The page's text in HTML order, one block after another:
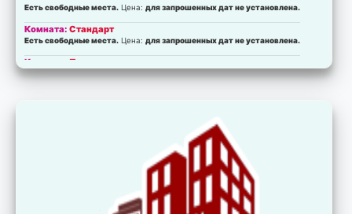
Есть свободные места. Цена:для запрошенных дат не установлена.
Комната:Стандарт
Есть свободные места. Цена:для запрошенных дат не установлена.
Комната:Полулюкс
Есть свободные места.Цена:для запрошенных дат не установлена.
для запрошенных дат не установлена.